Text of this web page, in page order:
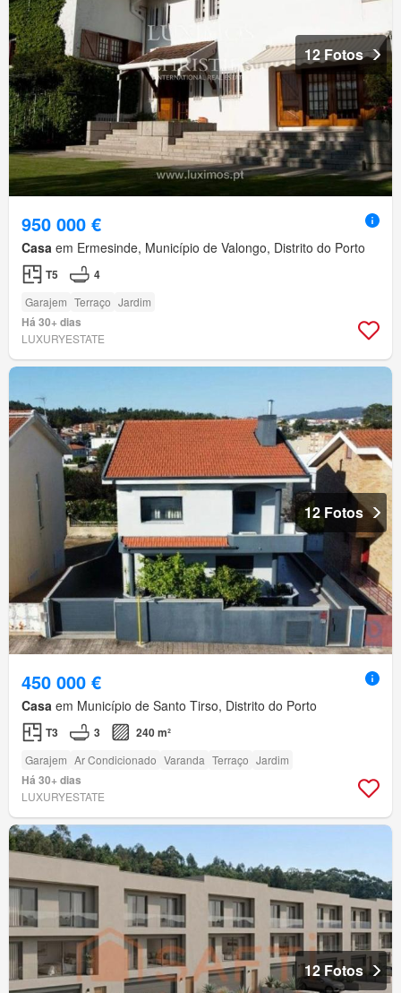
12 Fotos
950 000 €
Casa em Ermesinde, Município de Valongo, Distrito do Porto
T5 4
Garajem Terraço Jardim
Há 30+ dias
LUXURYESTATE
12 Fotos
450 000 €
Casa em Município de Santo Tirso, Distrito do Porto
T3 3 240 m²
Garajem Ar Condicionado Varanda Terraço Jardim
Há 30+ dias
LUXURYESTATE
12 Fotos